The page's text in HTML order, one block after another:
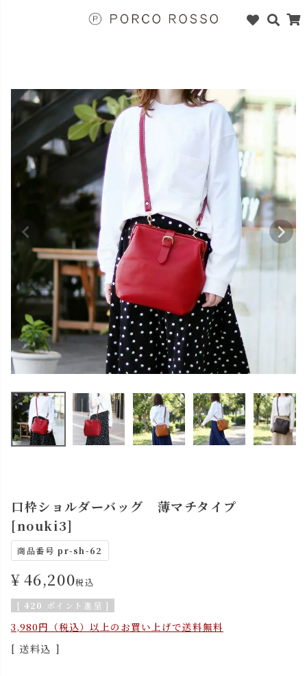
口枠ショルダーバッグ 薄マチタイプ
[nouki3]
商品番号 pr-sh-62
¥46,200税込
[ 420 ポイント進呈 ]
3,980円（税込）以上のお買い上げで送料無料
送料込